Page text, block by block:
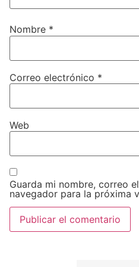
Nombre *
Correo electrónico *
Web
Guarda mi nombre, correo
navegador para la próxima